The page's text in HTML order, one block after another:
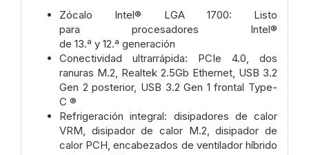
Zócalo Intel® LGA 1700: Listo
para procesadores Intel®
de 13.ª y 12.ª generación
Conectividad ultrarrápida: PCIe 4.0, dos
ranuras M.2, Realtek 2.5Gb Ethernet, USB 3.2
Gen 2 posterior, USB 3.2 Gen 1 frontal Type-
C ®
Refrigeración integral: disipadores de calor
VRM, disipador de calor M.2, disipador de
calor PCH, encabezados de ventilador híbrido